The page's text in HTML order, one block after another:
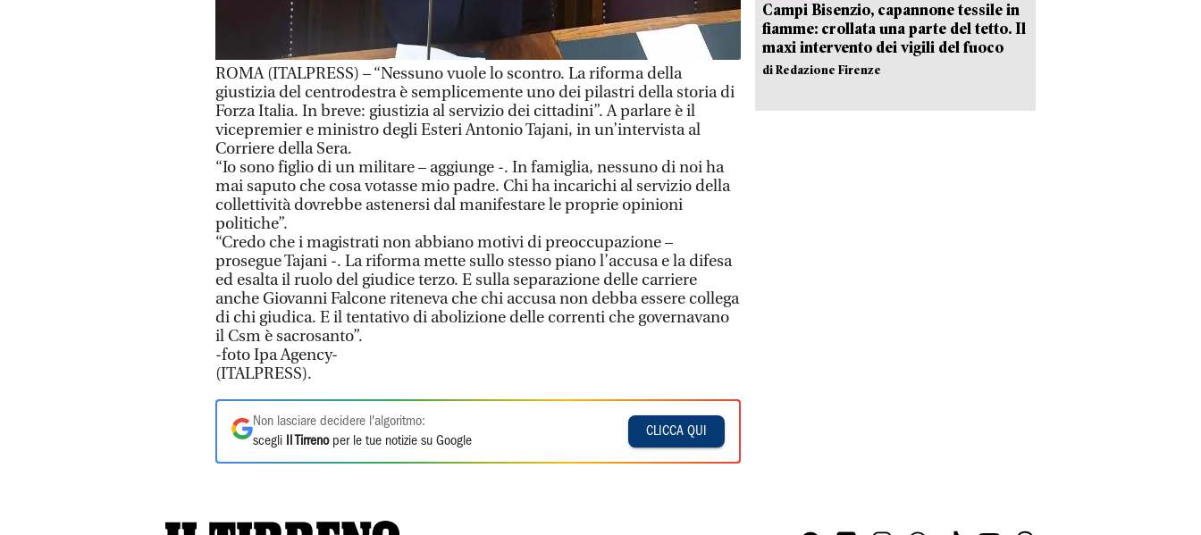
ROMA (ITALPRESS) – “Nessuno vuole lo scontro. La riforma della
giustizia del centrodestra è semplicemente uno dei pilastri della storia di
Forza Italia. In breve: giustizia al servizio dei cittadini”. A parlare è il
vicepremier e ministro degli Esteri Antonio Tajani, in un’intervista al
Corriere della Sera.
“Io sono figlio di un militare – aggiunge -. In famiglia, nessuno di noi ha
mai saputo che cosa votasse mio padre. Chi ha incarichi al servizio della
collettività dovrebbe astenersi dal manifestare le proprie opinioni
politiche”.
“Credo che i magistrati non abbiano motivi di preoccupazione –
prosegue Tajani -. La riforma mette sullo stesso piano l’accusa e la difesa
ed esalta il ruolo del giudice terzo. E sulla separazione delle carriere
anche Giovanni Falcone riteneva che chi accusa non debba essere collega
di chi giudica. E il tentativo di abolizione delle correnti che governavano
il Csm è sacrosanto”.
-foto Ipa Agency-
(ITALPRESS).
Non lasciare decidere l'algoritmo:
scegli
Il Tirrenoper le tue notizie su Google
CLICCA QUI
Campi Bisenzio, capannone tessile in
fiamme: crollata una parte del tetto. Il
maxi intervento dei vigili del fuoco
di Redazione Firenze